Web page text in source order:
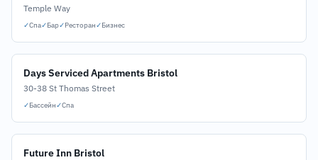
Temple Way
✓Спа✓Бар✓Ресторан✓Бизнес
Days Serviced Apartments Bristol
30-38 St Thomas Street
✓Бассейн✓Спа
Future Inn Bristol